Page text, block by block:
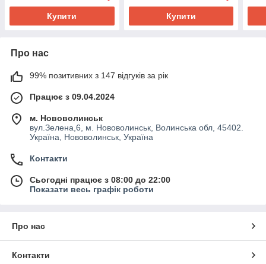
Купити Купити
Про нас
99% позитивних з 147 відгуків за рік
Працює з 09.04.2024
м. Нововолинськ
вул.Зелена,6, м. Нововолинськ, Волинська обл, 45402.
Україна, Нововолинськ, Україна
Контакти
Сьогодні працює з 08:00 до 22:00
Показати весь графік роботи
Про нас
Контакти